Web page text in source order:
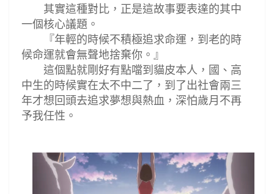
其實這種對比，正是這故事要表達的其中
一個核心議題。
『年輕的時候不積極追求命運，到老的時
候命運就會無聲地捨棄你。』
這個點就剛好有點噹到貓皮本人，國、高
中生的時候實在太不中二了，到了出社會兩三
年才想回頭去追求夢想與熱血，深怕歲月不再
予我任性。